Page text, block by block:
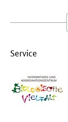
Service